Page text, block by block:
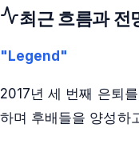
최근 흐름과 전
"Legend"
2017년 세 번째 은퇴
하며 후배들을 양성하